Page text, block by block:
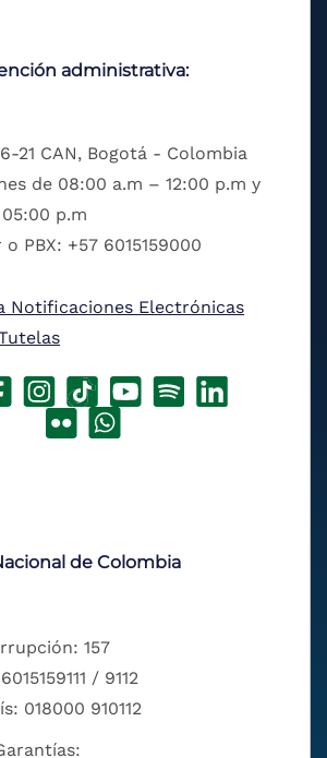
administrativa:
21 CAN, Bogotá - Colombia
de 08:00 a.m – 12:00 p.m y
p.m
PBX: +57 6015159000
Notificaciones Electrónicas
de Colombia
157
/ 9112
018000 910112